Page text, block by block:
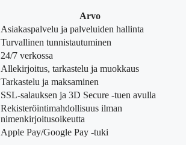
Arvo
Asiakaspalvelu ja palveluiden hallinta
Turvallinen tunnistautuminen
24/7 verkossa
Allekirjoitus, tarkastelu ja muokkaus
Tarkastelu ja maksaminen
SSL-salauksen ja 3D Secure -tuen avulla
Rekisteröintimahdollisuus ilman
nimenkirjoitusoikeutta
Apple Pay/Google Pay -tuki